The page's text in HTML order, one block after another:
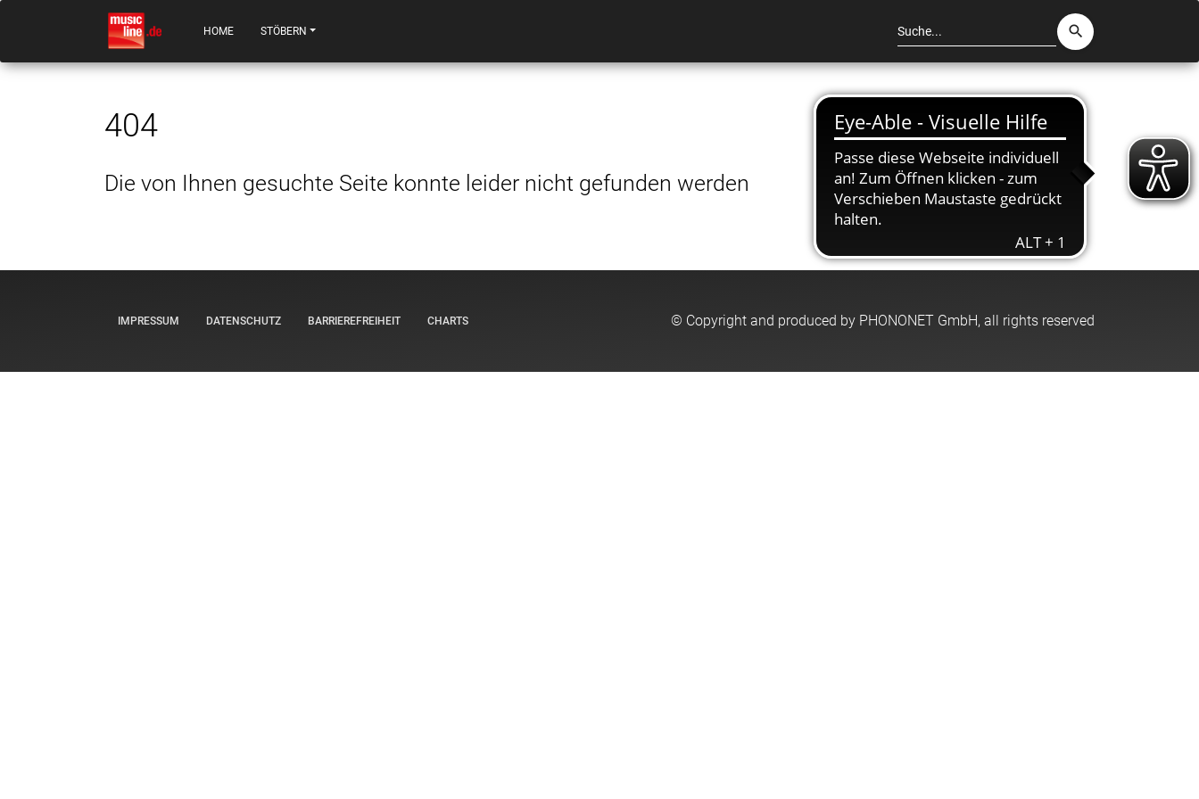
HOME STÖBERN search
404
Die von Ihnen gesuchte Seite konnte leider nicht gefunden werden
IMPRESSUM DATENSCHUTZ BARRIEREFREIHEIT CHARTS © Copyright and produced by PHONONET GmbH, all rights reserved